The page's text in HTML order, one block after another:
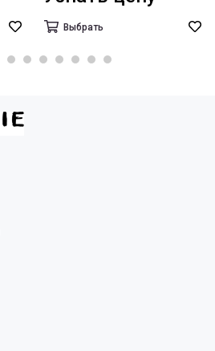
Выбрать